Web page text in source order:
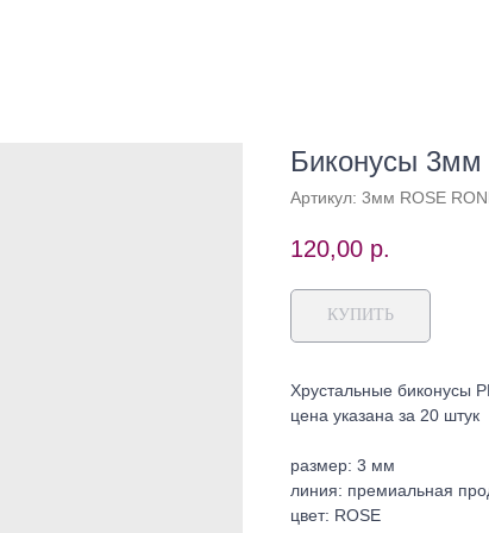
Биконусы 3мм
Артикул: 3мм ROSE
120,00 р.
КУПИТЬ
Хрустальные биконусы
цена указана за 20 штук
размер: 3 мм
линия: премиальная
цвет: ROSE